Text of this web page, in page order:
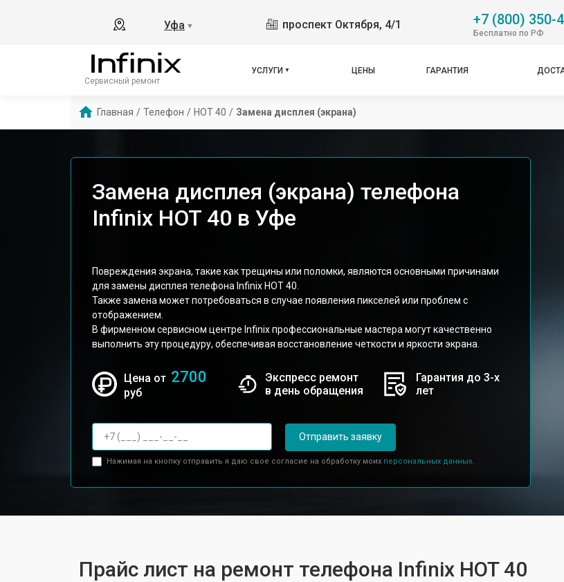
Уфа ▼ проспект Октября, 4/1 +7 (800) 350-
Бесплатно по РФ
Сервисный ремонт
УСЛУГИ ЦЕНЫ ГАРАНТИЯ
Главная / Телефон / HOT 40 / Замена дисплея (экрана)
Замена дисплея (экрана) телефона
Infinix HOT 40 в Уфе
Повреждения экрана, такие как трещины или поломки, являются основными причинами
для замены дисплея телефона Infinix HOT 40.
Также замена может потребоваться в случае появления пикселей или проблем с
отображением.
В фирменном сервисном центре Infinix профессиональные мастера могут качественно
выполнить эту процедуру, обеспечивая восстановление четкости и яркости экрана.
Цена от 2700
руб
Экспресс ремонт
в день обращения
Гарантия до 3-х
лет
Отправить заявку
Нажимая на кнопку отправить я даю свое согласие на обработку моих персональных данных.
Прайс лист на ремонт телефона Infinix HOT 40